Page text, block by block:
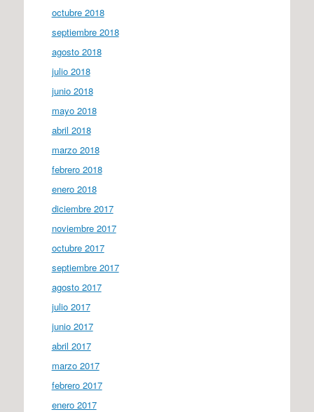
octubre 2018
septiembre 2018
agosto 2018
julio 2018
junio 2018
mayo 2018
abril 2018
marzo 2018
febrero 2018
enero 2018
diciembre 2017
noviembre 2017
octubre 2017
septiembre 2017
agosto 2017
julio 2017
junio 2017
abril 2017
marzo 2017
febrero 2017
enero 2017